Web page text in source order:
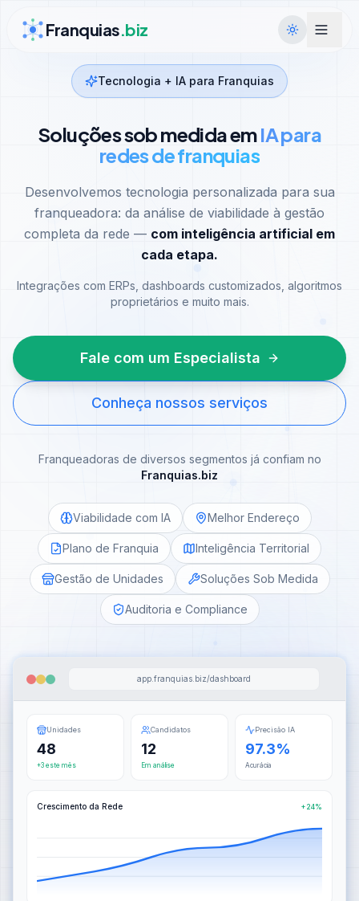
Franquias.biz
Tecnologia + IA para Franquias
Soluções sob medida emIA para
redes de franquias
Desenvolvemos tecnologia personalizada para sua
franqueadora: da análise de viabilidade à gestão
completa da rede — com inteligência artificial em
cada etapa.
Integrações com ERPs, dashboards customizados, algoritmos
proprietários e muito mais.
Fale com um Especialista
Conheça nossos serviços
Franqueadoras de diversos segmentos já confiam no
Franquias.biz
Viabilidade com IA Melhor Endereço
Plano de Franquia Inteligência Territorial
Gestão de Unidades Soluções Sob Medida
Auditoria e Compliance
app.franquias.biz/dashboard
Unidades
48
+3 este mês
Candidatos
12
Em análise
Precisão IA
97.3%
Acurácia
Crescimento da Rede +24%